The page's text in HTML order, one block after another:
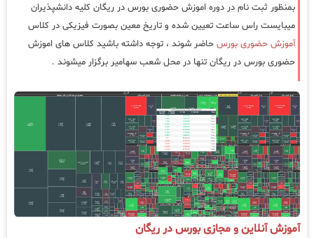
بمنظور ثبت نام در دوره اموزش حضوری بورس در ریگان کلیه دانشپذیران
میبایست راس ساعت تعیین شده و تاریخ معین بصورت فیزیکی در کلاس
آموزش حضوری بورس حاضر شوند ، توجه داشته باشید کلاس های اموزش
حضوری بورس در ریگان تنها در محل شعب سهامیر برگزار میشوند .
آموزش آنلاین و مجازی بورس در ریگان